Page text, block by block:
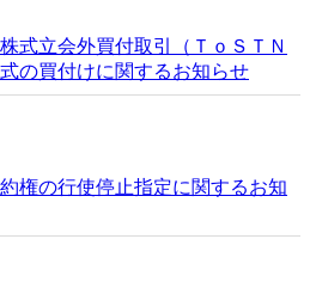
式立会外買付取引（ＴｏＳＴＮ
の買付けに関するお知らせ
権の行使停止指定に関するお知